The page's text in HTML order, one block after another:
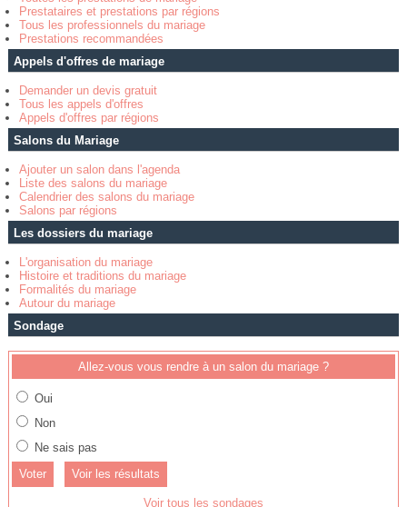
Prestataires et prestations par régions
Tous les professionnels du mariage
Prestations recommandées
Appels d'offres de mariage
Demander un devis gratuit
Tous les appels d'offres
Appels d'offres par régions
Salons du Mariage
Ajouter un salon dans l'agenda
Liste des salons du mariage
Calendrier des salons du mariage
Salons par régions
Les dossiers du mariage
L'organisation du mariage
Histoire et traditions du mariage
Formalités du mariage
Autour du mariage
Sondage
Allez-vous vous rendre à un salon du mariage ?
Oui
Non
Ne sais pas
Voir les résultats
Voir tous les sondages